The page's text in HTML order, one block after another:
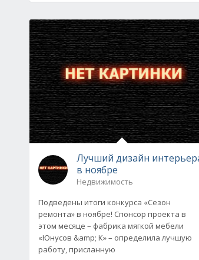
Лучший дизайн
в ноябре
Недвижимость
Подведены итоги конкурса «Сезон
ремонта» в ноябре! Спонсор проекта в
этом месяце – фабрика мягкой мебели
«Юнусов &amp; К» – определила лучшую
работу, присланную